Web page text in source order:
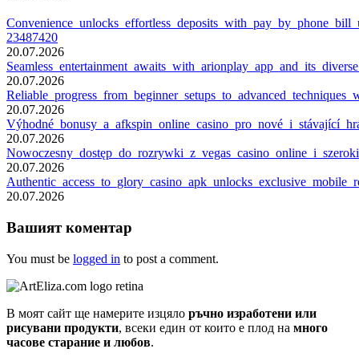
23487420
20.07.2026
20.07.2026
20.07.2026
20.07.2026
20.07.2026
20.07.2026
Вашият коментар
You must be logged in to post a comment.
В моят сайт ще намерите изцяло ръчно изработени или
рисувани продукти, всеки един от които е плод на много
часове старание и любов.